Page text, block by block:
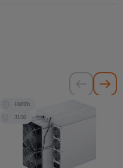
160Th
3150